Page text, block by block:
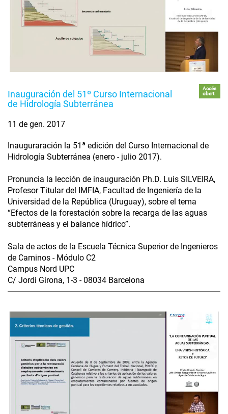
Inauguración del 51º Curso Internacional
de Hidrología Subterránea
Accés
obert
11 de gen. 2017
Inauguraración la 51ª edición del Curso Internacional de
Hidrología Subterránea (enero - julio 2017).
Pronuncia la lección de inauguración Ph.D. Luis SILVEIRA,
Profesor Titular del IMFIA, Facultad de Ingeniería de la
Universidad de la República (Uruguay), sobre el tema
“Efectos de la forestación sobre la recarga de las aguas
subterráneas y el balance hídrico”.
Sala de actos de la Escuela Técnica Superior de Ingenieros
de Caminos - Módulo C2
Campus Nord UPC
C/ Jordi Girona, 1-3 - 08034 Barcelona